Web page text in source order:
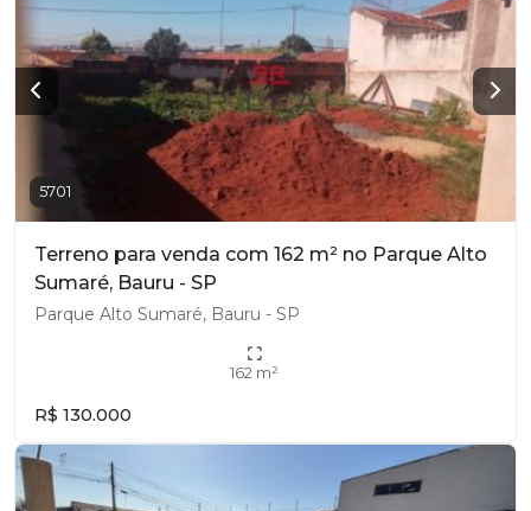
5701
Terreno para venda com 162 m² no Parque Alto
Sumaré, Bauru - SP
Parque Alto Sumaré, Bauru - SP
162 m²
R$ 130.000